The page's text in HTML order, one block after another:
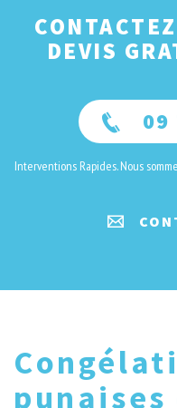
DEVIS
09
Interventions Rapides. Nous